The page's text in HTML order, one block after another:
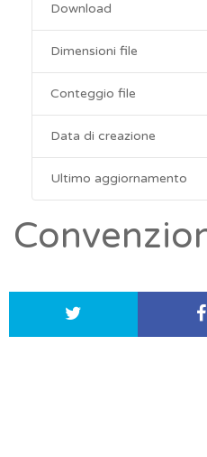
Download
Dimensioni file
Conteggio file
Data di creazione
Ultimo aggiornamento